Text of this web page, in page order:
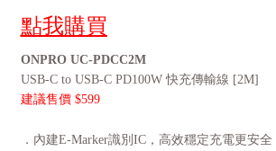
點我購買
ONPRO UC-PDCC2M
USB-C to USB-C PD100W 快充傳輸線 [2M]
建議售價 $599
．內建E-Marker識別IC，高效穩定充電更安全